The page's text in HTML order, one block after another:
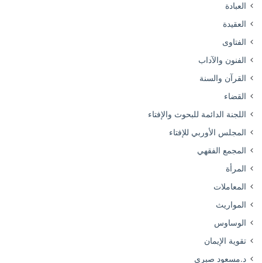
العبادة
العقيدة
الفتاوى
الفنون والآداب
القرآن والسنة
القضاء
اللجنة الدائمة للبحوث والإفتاء
المجلس الأوربي للإفتاء
المجمع الفقهي
المرأة
المعاملات
المواريث
الوساوس
تقوية الإيمان
د.مسعود صبري